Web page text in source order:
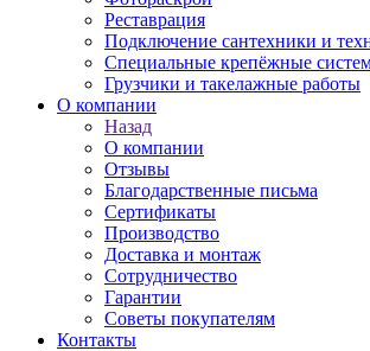
Реставрация
Подключение сантехники и
Специальные крепёжные
Грузчики и такелажные работы
О компании
Назад
О компании
Отзывы
Благодарственные письма
Сертификаты
Производство
Доставка и монтаж
Сотрудничество
Гарантии
Советы покупателям
Контакты